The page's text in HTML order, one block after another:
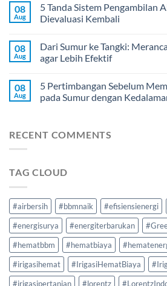
08
Aug
5 Tanda Sistem Pengambilan
Dievaluasi Kembali
08
Aug
Dari Sumur ke Tangki:
agar Lebih Efektif
08
Aug
5 Pertimbangan Sebelum
pada Sumur dengan
RECENT COMMENTS
TAG CLOUD
#airbersih #bbmnaik #efisiensienergi
#energisurya
#energiterbarukan
#hematbbm
#hematbiaya
#irigasihemat
#IrigasiHematBiaya
#irigasipertanian
#lorentz